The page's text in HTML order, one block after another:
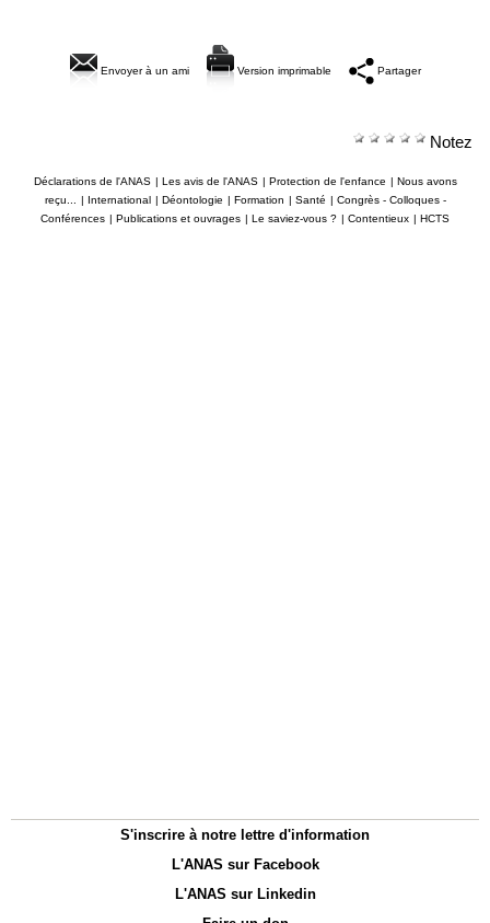
Envoyer à un ami Version imprimable Partager
Notez
Déclarations de l'ANAS | Les avis de l'ANAS | Protection de l'enfance | Nous avons
reçu...
| International | Déontologie | Formation | Santé | Congrès - Colloques -
Conférences | Publications et ouvrages | Le saviez-vous ? | Contentieux | HCTS
S'inscrire à notre lettre d'information
L'ANAS sur Facebook
L'ANAS sur Linkedin